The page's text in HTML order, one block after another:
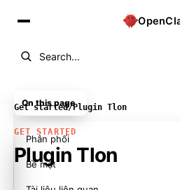
Search...
Get started/Plugin Tlon
GET STARTED
Plugin Tlon
On this page
Phân phối
Bề mặt